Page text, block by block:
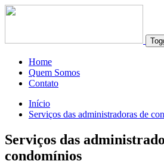
Home
Quem Somos
Contato
Início
Serviços das administradoras de
Serviços das
condomínios